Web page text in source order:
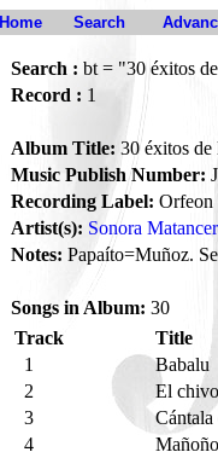
Home Search
Search : bt = "30 éxitos
Record : 1
Album Title: 30 éxitos de
Music Publish Number:
Recording Label: Orfeon
Artist(s): Sonora
Notes: Papaíto=Muñoz.
Songs in Album: 30
Track
Title
1
Babalu
2
El
3
Cántala
4
Mañoño